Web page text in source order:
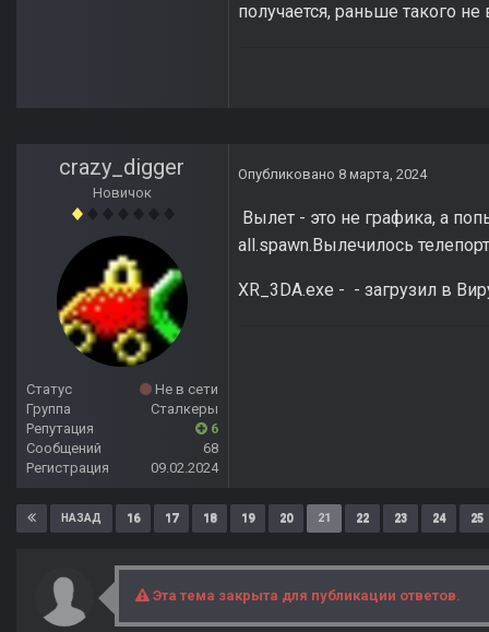
получается, раньше такого не
crazy_digger
Новичок
Статус
Не в сети
Группа
Сталкеры
Репутация
6
Сообщений
68
Регистрация
09.02.2024
Опубликовано 8 марта, 2024
Вылет - это не графика, а
all.spawn.Вылечилось
XR_3DA.exe - - загрузил в
НАЗАД 16 17 18 19 20 21 22 23 24 25
Эта тема закрыта для публикации ответов.